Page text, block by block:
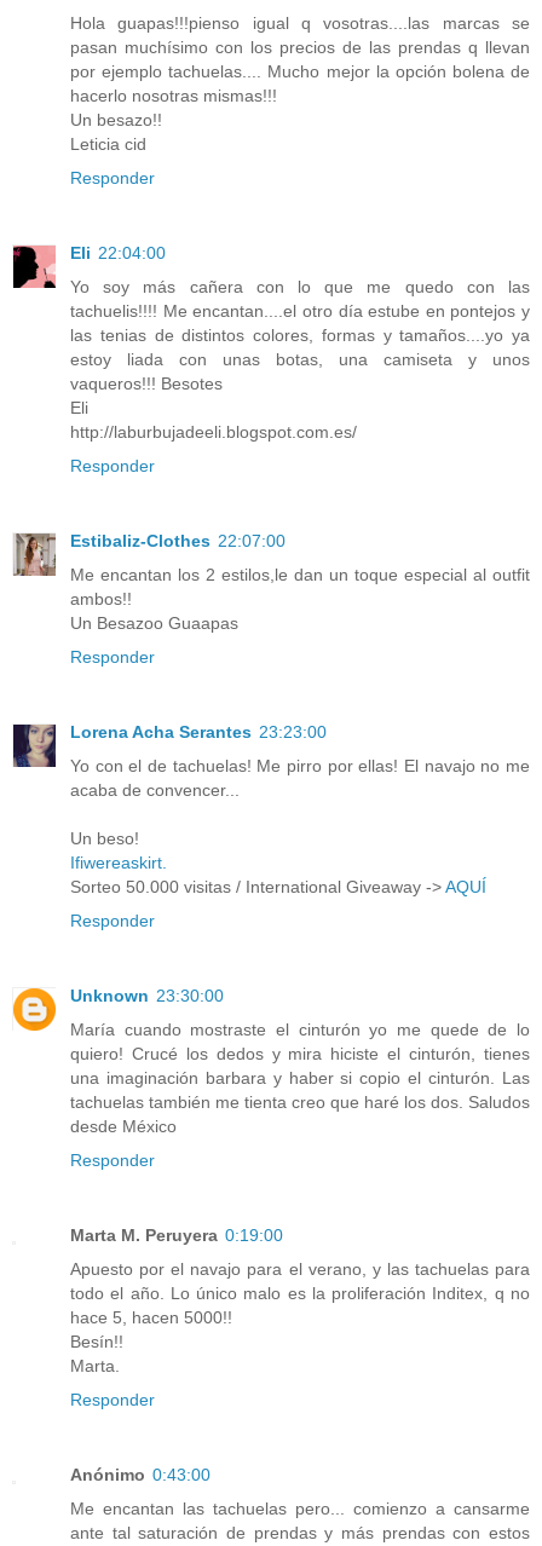
Hola guapas!!!pienso igual q vosotras....las marcas se
pasan muchísimo con los precios de las prendas q llevan
por ejemplo tachuelas.... Mucho mejor la opción bolena de
hacerlo nosotras mismas!!!
Un besazo!!
Leticia cid
Responder
Eli 22:04:00
Yo soy más cañera con lo que me quedo con las
tachuelis!!!! Me encantan....el otro día estube en pontejos y
las tenias de distintos colores, formas y tamaños....yo ya
estoy liada con unas botas, una camiseta y unos
vaqueros!!! Besotes
Eli
http://laburbujadeeli.blogspot.com.es/
Responder
Estibaliz-Clothes 22:07:00
Me encantan los 2 estilos,le dan un toque especial al outfit
ambos!!
Un Besazoo Guaapas
Responder
Lorena Acha Serantes 23:23:00
Yo con el de tachuelas! Me pirro por ellas! El navajo no me
acaba de convencer...
Un beso!
Ifiwereaskirt.
Sorteo 50.000 visitas / International Giveaway ->AQUÍ
Responder
Unknown 23:30:00
María cuando mostraste el cinturón yo me quede de lo
quiero! Crucé los dedos y mira hiciste el cinturón, tienes
una imaginación barbara y haber si copio el cinturón. Las
tachuelas también me tienta creo que haré los dos. Saludos
desde México
Responder
Marta M. Peruyera 0:19:00
Apuesto por el navajo para el verano, y las tachuelas para
todo el año. Lo único malo es la proliferación Inditex, q no
hace 5, hacen 5000!!
Besín!!
Marta.
Responder
Anónimo 0:43:00
Me encantan las tachuelas pero... comienzo a cansarme
ante tal saturación de prendas y más prendas con estos